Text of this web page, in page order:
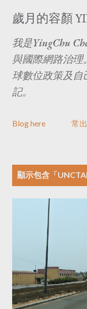
歲月的容顏
我是YingChu
與國際網路治
球數位政策及
記。
Blog here 常
顯示包含「